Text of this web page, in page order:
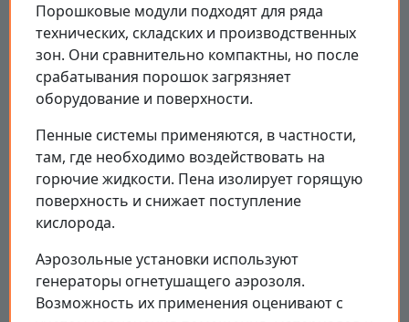
Порошковые модули подходят для ряда
технических, складских и производственных
зон. Они сравнительно компактны, но после
срабатывания порошок загрязняет
оборудование и поверхности.
Пенные системы применяются, в частности,
там, где необходимо воздействовать на
горючие жидкости. Пена изолирует горящую
поверхность и снижает поступление
кислорода.
Аэрозольные установки используют
генераторы огнетушащего аэрозоля.
Возможность их применения оценивают с